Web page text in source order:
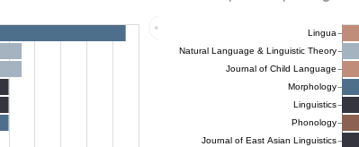
3 - Chimie analytique
3 - Chimie générale et chimie physique